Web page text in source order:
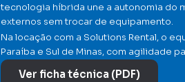
tecnologia híbrida une a autonomia do
externos sem trocar de equipamento.
Na locação com a Solutions Rental, o
Paraíba e Sul de Minas, com agilidade
Ver ficha técnica (PDF)